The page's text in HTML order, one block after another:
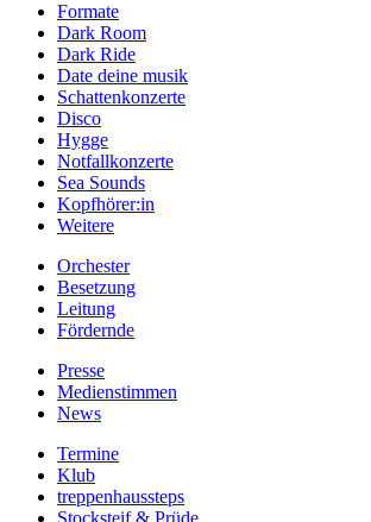
Formate
Dark Room
Dark Ride
Date deine musik
Schattenkonzerte
Disco
Hygge
Notfallkonzerte
Sea Sounds
Kopfhörer:in
Weitere
Orchester
Besetzung
Leitung
Fördernde
Presse
Medienstimmen
News
Termine
Klub
treppenhaussteps